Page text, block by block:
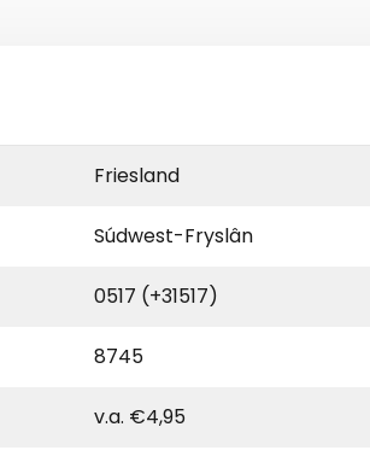
Friesland
Súdwest-Fryslân
0517 (+31517)
8745
v.a. €4,95